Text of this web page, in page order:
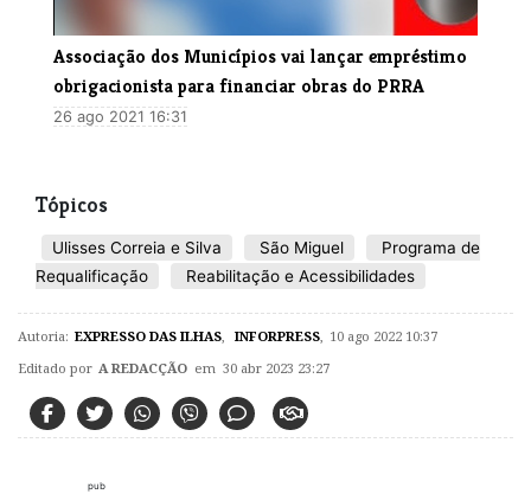
Associação dos Municípios vai lançar empréstimo
obrigacionista para financiar obras do PRRA
26 ago 2021 16:31
Tópicos
Ulisses Correia e Silva São Miguel
Programa de
Requalificação
Reabilitação e Acessibilidades
Autoria: EXPRESSO DAS ILHAS INFORPRESS 10 ago 2022 10:37
Editado por A REDACÇÃO em 30 abr 2023 23:27
pub